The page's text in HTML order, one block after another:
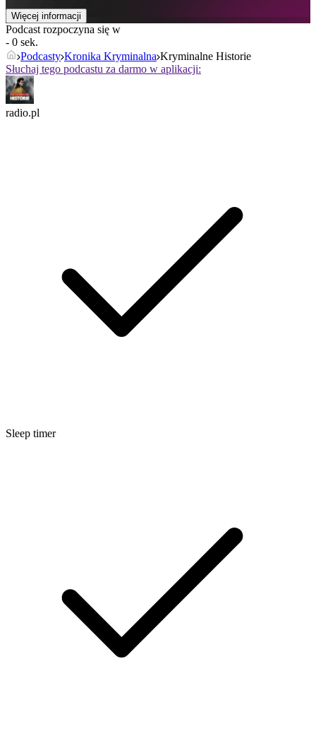
Więcej informacji
Podcast rozpoczyna się w
- 0 sek.
Podcasty Kronika Kryminalna Kryminalne Historie
Słuchaj tego podcastu za darmo w aplikacji:
radio.pl
Sleep timer